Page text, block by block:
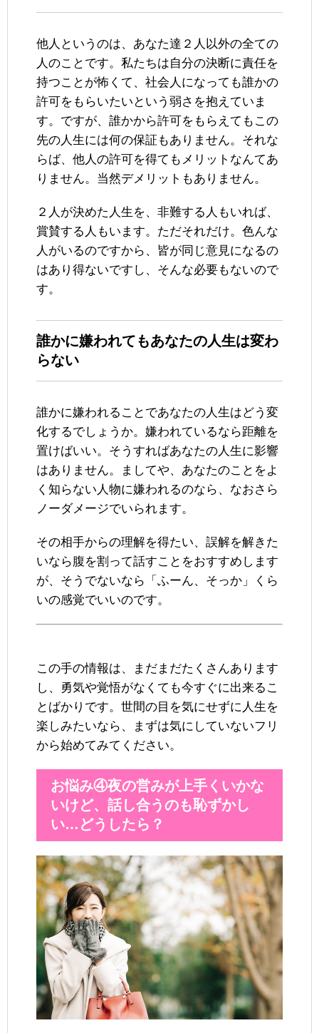
他人というのは、あなた達２人以外の全ての
人のことです。私たちは自分の決断に責任を
持つことが怖くて、社会人になっても誰かの
許可をもらいたいという弱さを抱えていま
す。ですが、誰かから許可をもらえてもこの
先の人生には何の保証もありません。それな
らば、他人の許可を得てもメリットなんてあ
りません。当然デメリットもありません。
２人が決めた人生を、非難する人もいれば、
賞賛する人もいます。ただそれだけ。色んな
人がいるのですから、皆が同じ意見になるの
はあり得ないですし、そんな必要もないので
す。
誰かに嫌われてもあなたの人生は変わ
らない
誰かに嫌われることであなたの人生はどう変
化するでしょうか。嫌われているなら距離を
置けばいい。そうすればあなたの人生に影響
はありません。ましてや、あなたのことをよ
く知らない人物に嫌われるのなら、なおさら
ノーダメージでいられます。
その相手からの理解を得たい、誤解を解きた
いなら腹を割って話すことをおすすめします
が、そうでないなら「ふーん、そっか」くら
いの感覚でいいのです。
この手の情報は、まだまだたくさんあります
し、勇気や覚悟がなくても今すぐに出来るこ
とばかりです。世間の目を気にせずに人生を
楽しみたいなら、まずは気にしていないフリ
から始めてみてください。
お悩み④夜の営みが上手くいかな
いけど、話し合うのも恥ずかし
い…どうしたら？